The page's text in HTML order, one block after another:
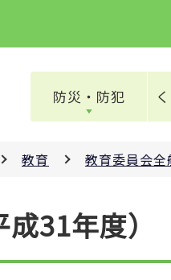
防災・防犯
教育 教育委員会全
31年度）